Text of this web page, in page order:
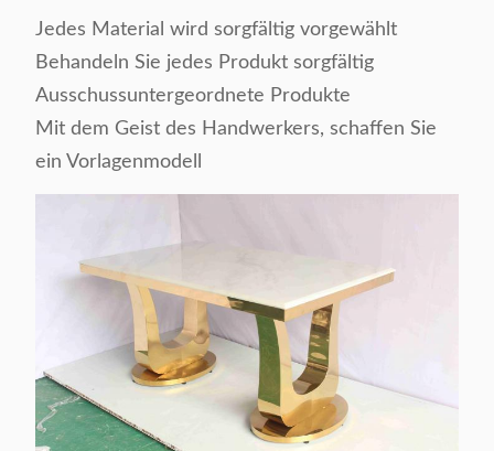
Jedes Material wird sorgfältig vorgewählt
Behandeln Sie jedes Produkt sorgfältig
Ausschussuntergeordnete Produkte
Mit dem Geist des Handwerkers, schaffen Sie
ein Vorlagenmodell